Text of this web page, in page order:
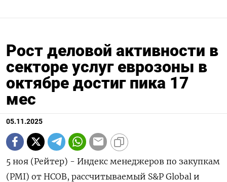
Рост деловой активности в
секторе услуг еврозоны в
октябре достиг пика 17
мес
05.11.2025
5 ноя (Рейтер) - Индекс менеджеров по закупкам
(PMI) от HCOB, рассчитываемый S&P Global и